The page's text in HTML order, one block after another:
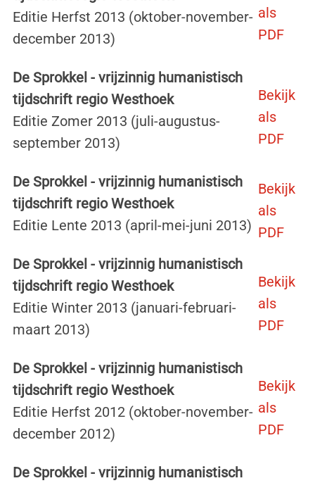
Editie Herfst 2013 (oktober-november-
december 2013)
als
PDF
De Sprokkel - vrijzinnig humanistisch
tijdschrift regio Westhoek
Editie Zomer 2013 (juli-augustus-
september 2013)
Bekijk
als
PDF
De Sprokkel - vrijzinnig humanistisch
tijdschrift regio Westhoek
Editie Lente 2013 (april-mei-juni 2013)
Bekijk
als
PDF
De Sprokkel - vrijzinnig humanistisch
tijdschrift regio Westhoek
Editie Winter 2013 (januari-februari-
maart 2013)
Bekijk
als
PDF
De Sprokkel - vrijzinnig humanistisch
tijdschrift regio Westhoek
Editie Herfst 2012 (oktober-november-
december 2012)
Bekijk
als
PDF
De Sprokkel - vrijzinnig humanistisch